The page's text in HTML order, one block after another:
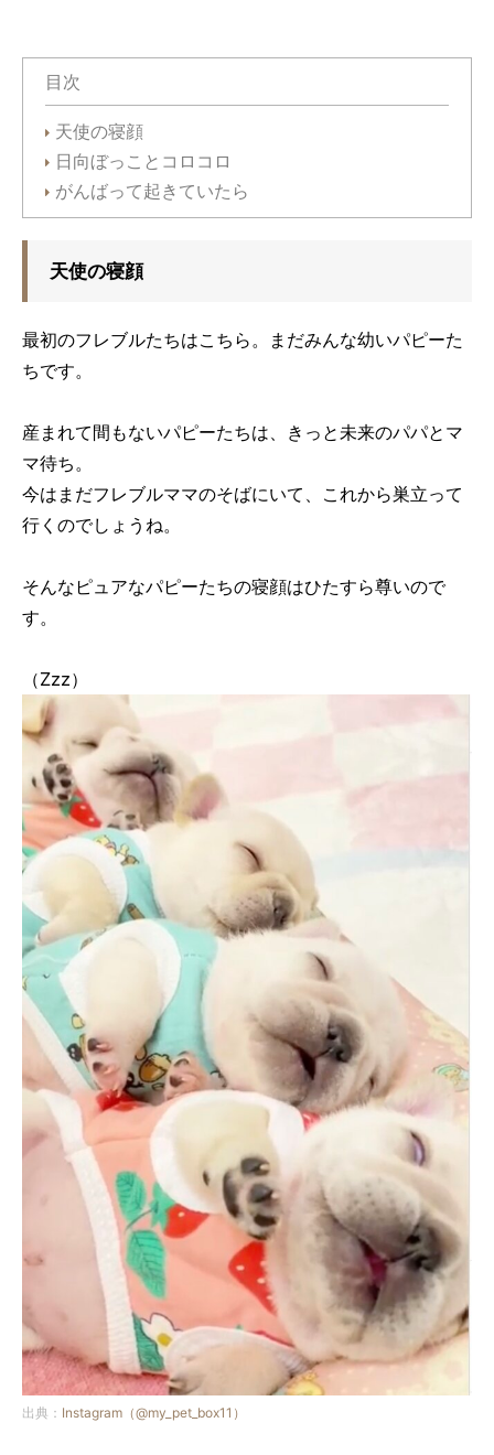
目次
天使の寝顔
日向ぼっことコロコロ
がんばって起きていたら
天使の寝顔
最初のフレブルたちはこちら。まだみんな幼いパピーた
ちです。
産まれて間もないパピーたちは、きっと未来のパパとマ
マ待ち。
今はまだフレブルママのそばにいて、これから巣立って
行くのでしょうね。
そんなピュアなパピーたちの寝顔はひたすら尊いので
す。
（Zzz）
出典： Instagram（@my_pet_box11）